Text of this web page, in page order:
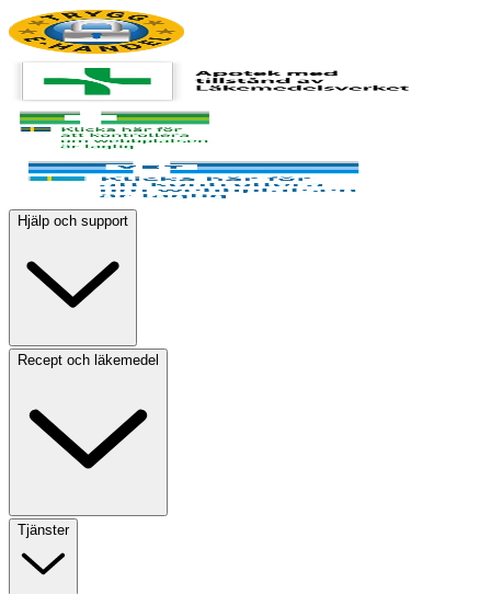
Hjälp och support
Recept och läkemedel
Tjänster